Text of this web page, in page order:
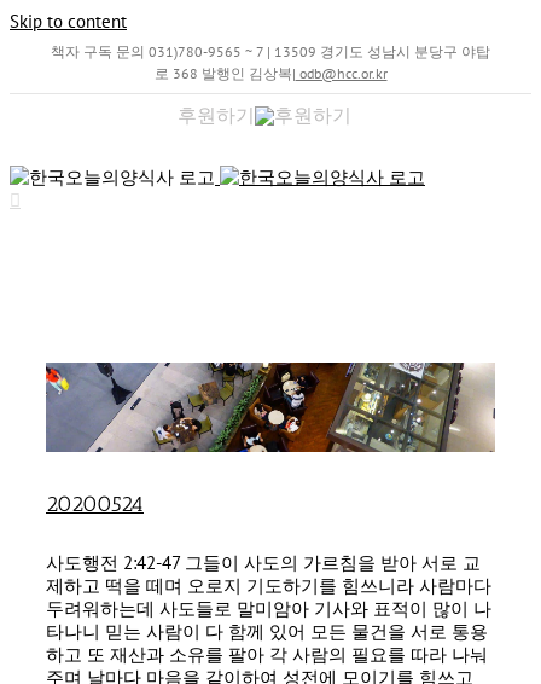
Skip to content
책자 구독 문의 031)780-9565 ~ 7 | 13509 경기도 성남시 분당구 야탑
로 368 발행인 김상복| odb@hcc.or.kr
후원하기
20200524
사도행전 2:42-47 그들이 사도의 가르침을 받아 서로 교
제하고 떡을 떼며 오로지 기도하기를 힘쓰니라 사람마다
두려워하는데 사도들로 말미암아 기사와 표적이 많이 나
타나니 믿는 사람이 다 함께 있어 모든 물건을 서로 통용
하고 또 재산과 소유를 팔아 각 사람의 필요를 따라 나눠
주며 날마다 마음을 같이하여 성전에 모이기를 힘쓰고